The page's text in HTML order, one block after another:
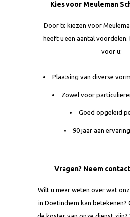
Kies voor Meuleman
Door te kiezen voor
heeft u een aantal voordelen.
voor u:
Plaatsing van diverse
Zowel voor
Goed opgeleid
90 jaar aan
Vragen? Neem
Wilt u meer weten over wat
in Doetinchem kan
de kosten van onze dienst